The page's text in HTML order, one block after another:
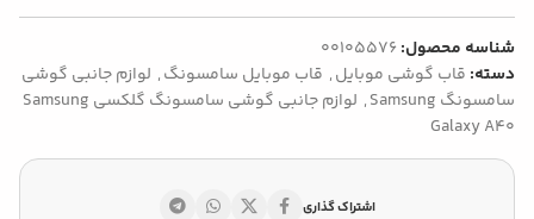
شناسه محصول: 00105576
دسته: قاب گوشی موبایل, قاب موبایل سامسونگ, لوازم جانبی گوشی
سامسونگ Samsung
,
لوازم جانبی گوشی سامسونگ گلکسی Samsung
Galaxy A40
اشتراک گذاری